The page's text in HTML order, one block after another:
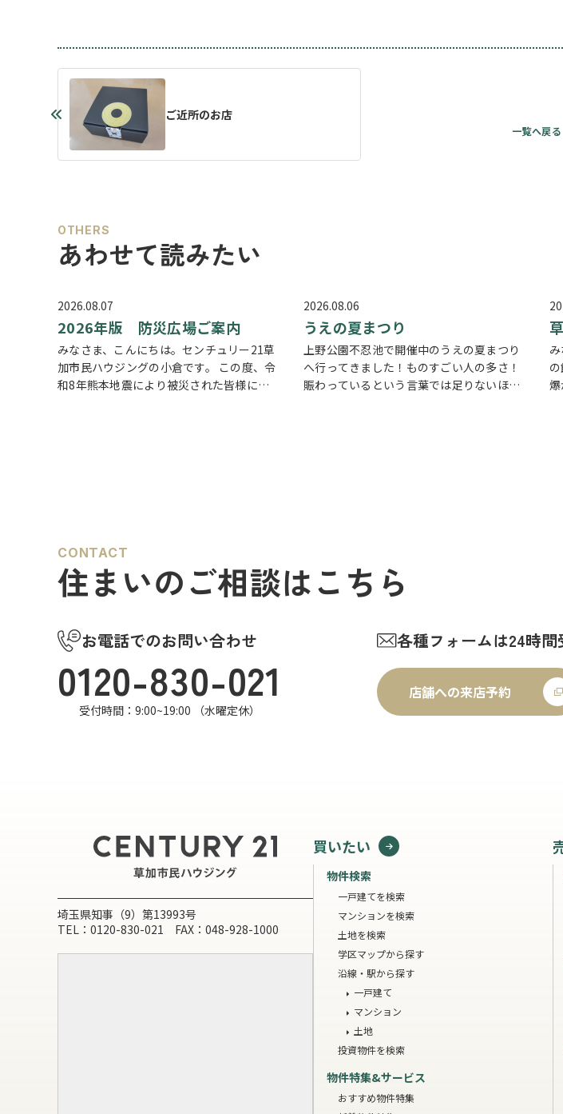
ご近所のお店
OTHERS
あわせて読みたい
2026.08.07
2026年版 防災広場ご案内
みなさま、こんにちは。センチュリー21草
加市民ハウジングの小倉です。 この度、令
和8年熊本地震により被災された皆様に
2026.08.06
うえの夏まつり
上野公園不忍池で開催中のうえの夏まつり
へ行ってきました！ものすごい人の多さ！
賑わっているという言葉では足りないほど
CONTACT
住まいのご相談はこちら
お電話でのお問い合わせ
0120-830-021
受付時間：9:00~19:00 （水曜定休）
各種フォームは24時間
店舗への来店予約
埼玉県知事（9）第13993号
TEL：0120-830-021 FAX：048-928-1000
買いたい
物件検索
一戸建てを検索
マンションを検索
土地を検索
学区マップから探す
沿線・駅から探す
一戸建て
マンション
土地
投資物件を検索
物件特集&サービス
おすすめ物件特集